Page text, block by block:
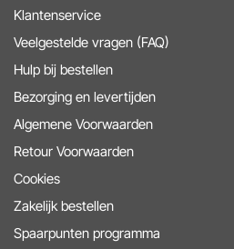
Klantenservice
Veelgestelde vragen (FAQ)
Hulp bij bestellen
Bezorging en levertijden
Algemene Voorwaarden
Retour Voorwaarden
Cookies
Zakelijk bestellen
Spaarpunten programma